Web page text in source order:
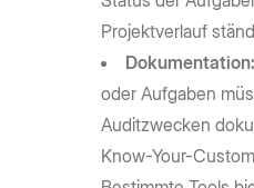
Projektverlauf
Dokumentation:
oder Aufgaben
Auditzwecken
Know-Your-